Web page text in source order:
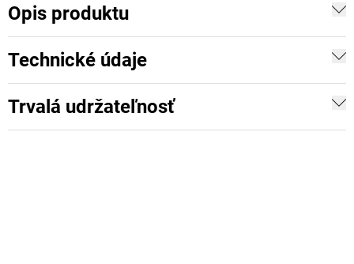
Opis produktu
Technické údaje
Trvalá udržateľnosť